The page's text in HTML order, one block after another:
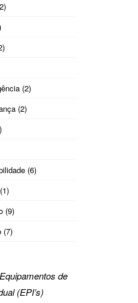
(2)
(2)
(6)
(1)
(9)
(7)
de
(EPI’s)